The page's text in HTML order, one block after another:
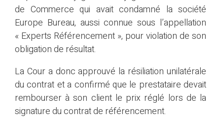
de Commerce qui avait condamné la société
Europe Bureau, aussi connue sous l’appellation
« Experts Référencement », pour violation de son
obligation de résultat.
La Cour a donc approuvé la résiliation unilatérale
du contrat et a confirmé que le prestataire devait
rembourser à son client le prix réglé lors de la
signature du contrat de référencement.